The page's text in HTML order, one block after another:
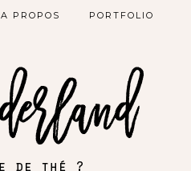
A PROPOS PORTFOLIO